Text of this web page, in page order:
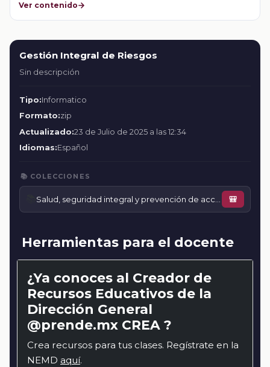
Ver contenido
Gestión Integral de Riesgos
Sin descripción
Tipo:Informatico
Formato:zip
Actualizado:23 de Julio de 2025 a las 12:34
Idiomas:Español
📚 COLECCIONES
🎒
Herramientas para el docente
¿Ya conoces al Creador de
Recursos Educativos de la
Dirección General
@prende.mx CREA ?
Crea recursos para tus clases. Regístrate en la
NEMD aquí.